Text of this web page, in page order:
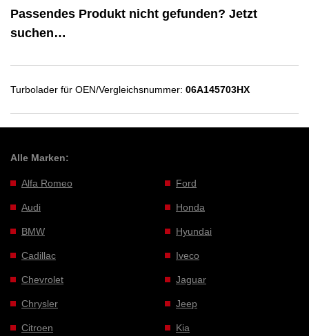
Passendes Produkt nicht gefunden? Jetzt
suchen…
Turbolader für OEN/Vergleichsnummer: 06A145703HX
Alle Marken:
Alfa Romeo
Audi
BMW
Cadillac
Chevrolet
Chrysler
Citroen
Ford
Honda
Hyundai
Iveco
Jaguar
Jeep
Kia